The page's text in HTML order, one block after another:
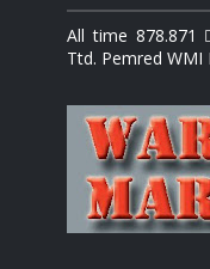
All time 878.871
Ttd. Pemred WMI